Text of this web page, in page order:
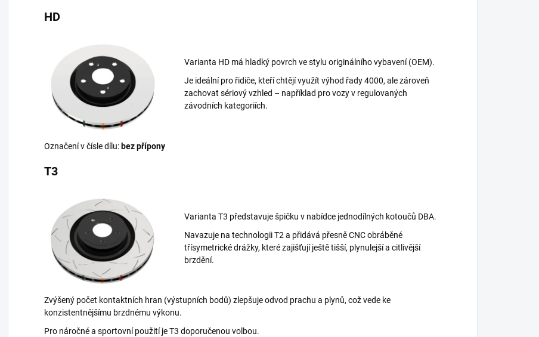
HD
Varianta HD má hladký povrch ve stylu originálního vybavení (OEM).
Je ideální pro řidiče, kteří chtějí využít výhod řady 4000, ale zároveň
zachovat sériový vzhled – například pro vozy v regulovaných
závodních kategoriích.
Označení v čísle dílu: bez přípony
T3
Varianta T3 představuje špičku v nabídce jednodílných kotoučů DBA.
Navazuje na technologii T2 a přidává přesně CNC obráběné
třísymetrické drážky, které zajišťují ještě tišší, plynulejší a citlivější
brzdění.
Zvýšený počet kontaktních hran (výstupních bodů) zlepšuje odvod prachu a plynů, což vede ke
konzistentnějšímu brzdnému výkonu.
Pro náročné a sportovní použití je T3 doporučenou volbou.